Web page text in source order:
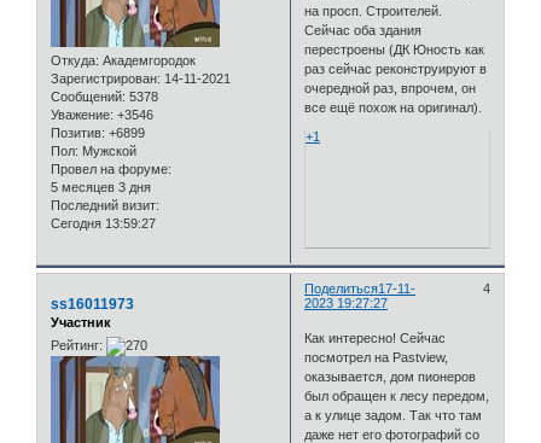
Откуда: Академгородок
Зарегистрирован: 14-11-2021
Сообщений: 5378
Уважение: +3546
Позитив: +6899
Пол: Мужской
Провел на форуме:
5 месяцев 3 дня
Последний визит:
Сегодня 13:59:27
на просп. Строителей.
Сейчас оба здания
перестроены (ДК Юность как
раз сейчас реконструируют в
очередной раз, впрочем, он
все ещё похож на оригинал).
+1
Поделиться 4
17-11-
2023 19:27:27
ss16011973
Участник
Рейтинг:
Как интересно! Сейчас
посмотрел на Pastview,
оказывается, дом пионеров
был обращен к лесу передом,
а к улице задом. Так что там
даже нет его фотографий со